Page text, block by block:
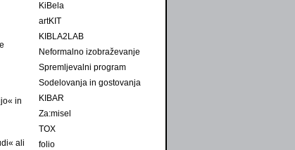
in
ali
KiBela
artKIT
KIBLA2LAB
Neformalno izobraževanje
Spremljevalni program
Sodelovanja in gostovanja
KIBAR
Za:misel
TOX
folio